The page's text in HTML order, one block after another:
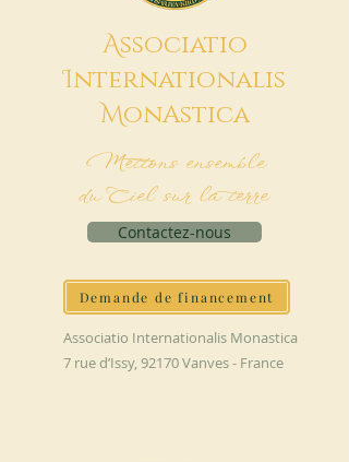
Associatio
Internationalis
MonAstica
Mettons ensemble
du Ciel sur la terre
Contactez-nous
Demande de financement
Associatio Internationalis Monastica
7 rue d’Issy, 92170 Vanves - France